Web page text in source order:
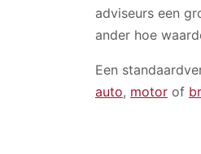
adviseurs een
ander hoe
Een
auto, motor of